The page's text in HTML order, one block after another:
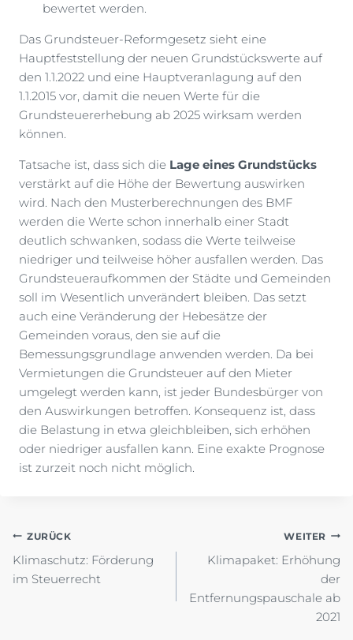
bewertet werden.
Das Grundsteuer-Reformgesetz sieht eine
Hauptfeststellung der neuen Grundstückswerte auf
den 1.1.2022 und eine Hauptveranlagung auf den
1.1.2015 vor, damit die neuen Werte für die
Grundsteuererhebung ab 2025 wirksam werden
können.
Tatsache ist, dass sich die Lage eines Grundstücks
verstärkt auf die Höhe der Bewertung auswirken
wird. Nach den Musterberechnungen des BMF
werden die Werte schon innerhalb einer Stadt
deutlich schwanken, sodass die Werte teilweise
niedriger und teilweise höher ausfallen werden. Das
Grundsteueraufkommen der Städte und Gemeinden
soll im Wesentlich unverändert bleiben. Das setzt
auch eine Veränderung der Hebesätze der
Gemeinden voraus, den sie auf die
Bemessungsgrundlage anwenden werden. Da bei
Vermietungen die Grundsteuer auf den Mieter
umgelegt werden kann, ist jeder Bundesbürger von
den Auswirkungen betroffen. Konsequenz ist, dass
die Belastung in etwa gleichbleiben, sich erhöhen
oder niedriger ausfallen kann. Eine exakte Prognose
ist zurzeit noch nicht möglich.
Beitragsnavigation
ZURÜCK
Klimaschutz: Förderung
im Steuerrecht
WEITER
Klimapaket: Erhöhung
der
Entfernungspauschale ab
2021